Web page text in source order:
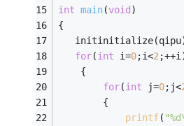
int main(void)
{
for(int i=0;i<2
	{
for(int j=0;j<
		{
printf(